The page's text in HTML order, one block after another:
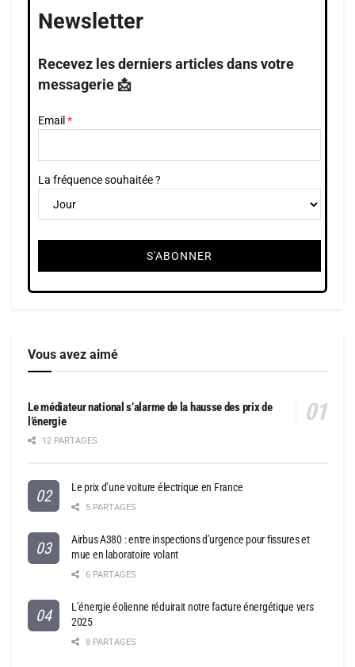
Newsletter
Recevez les derniers articles dans votre
messagerie 📩
Email
La fréquence souhaitée ?
Vous avez aimé
Le médiateur national s’alarme de la hausse des prix de
l’énergie
12 PARTAGES
Le prix d’une voiture électrique en France
5 PARTAGES
Airbus A380 : entre inspections d’urgence pour fissures et
mue en laboratoire volant
6 PARTAGES
L’énergie éolienne réduirait notre facture énergétique vers
2025
8 PARTAGES